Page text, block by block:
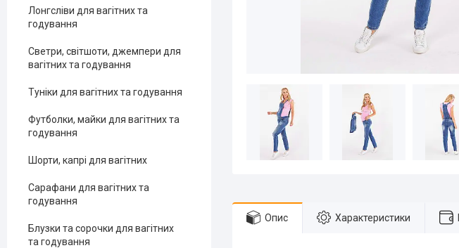
Опис Характеристики
Лонгсліви для вагітних та
годування
Светри, світшоти, джемпери для
вагітних та годування
Туніки для вагітних та годування
Футболки, майки для вагітних та
годування
Шорти, капрі для вагітних
Сарафани для вагітних та
годування
Блузки та сорочки для вагітних
та годування